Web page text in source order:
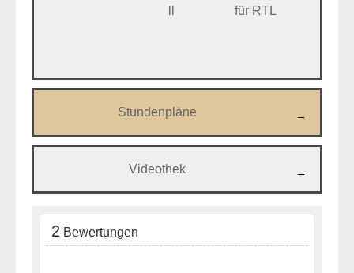
für RTL
Stundenpläne
Videothek
2 Bewertungen